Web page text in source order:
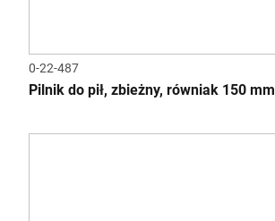
0-22-487
Pilnik do pił, zbieżny, równiak 150 mm